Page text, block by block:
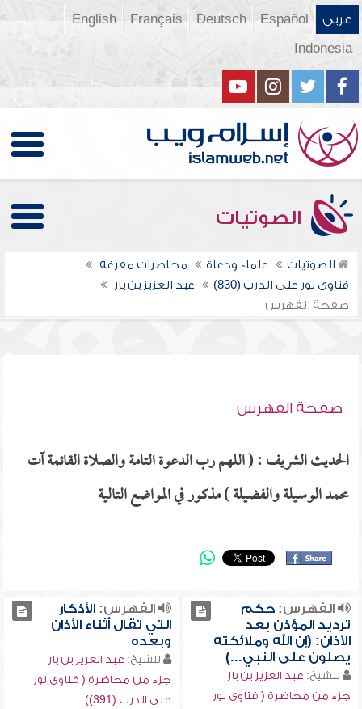
عربي Español
Deutsch
Français
English
Indonesia
الصوتيات
الصوتيات علماء ودعاة
محاضرات مفرغة
فتاوى نور على الدرب (830)
عبد العزيز بن باز
صفحة الفهرس
صفحة الفهرس
الحديث الشريف : ( اللهم رب الدعوة التامة والصلاة القائمة آت
محمد الوسيلة والفضيلة ) مذكور في المواضع التالية
الفهرس:حكم
ترديد المؤذن بعد
الأذان: (إن الله وملائكته
يصلون على النبي...)
للشيخ: عبد العزيز بن باز
جزء من محاضرة ( فتاوى نور
الفهرس:الأذكار
التي تقال أثناء الأذان
وبعده
للشيخ: عبد العزيز بن باز
جزء من محاضرة ( فتاوى نور
على الدرب (391))